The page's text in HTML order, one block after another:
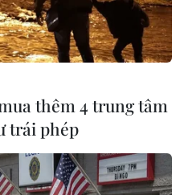
2/2017 sau thất bại của
cầu ý dân về cải cách
thêm 4 trung tâm
trái phép